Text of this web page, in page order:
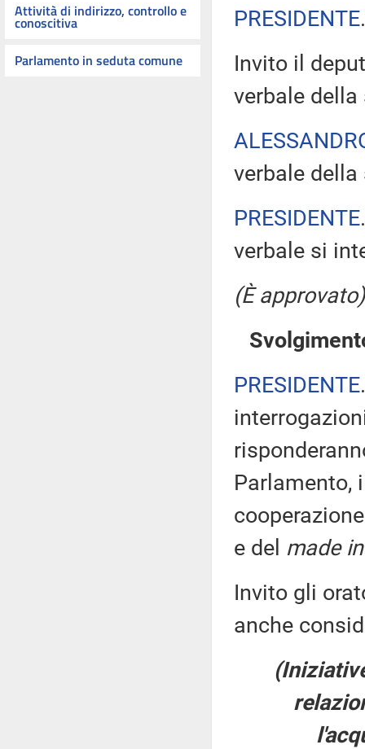
Attività di indirizzo, controllo e
conoscitiva
Parlamento in seduta comune
PRESIDENTE
Invito il
verbale della
verbale
PRESIDENTE
verbale si
(È approvato)
PRESIDENTE
Parlamento,
e del made
Invito gli
anche